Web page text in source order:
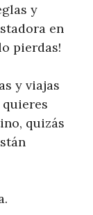
y
en
pierdas!
y viajas
quizás